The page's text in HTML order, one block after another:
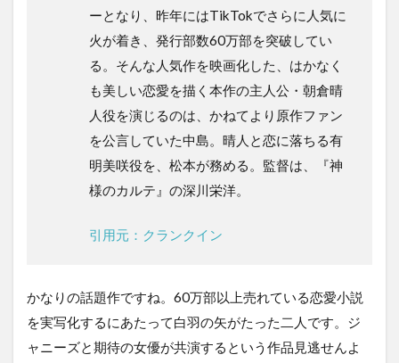
ーとなり、昨年にはTikTokでさらに人気に
火が着き、発行部数60万部を突破してい
る。そんな人気作を映画化した、はかなく
も美しい恋愛を描く本作の主人公・朝倉晴
人役を演じるのは、かねてより原作ファン
を公言していた中島。晴人と恋に落ちる有
明美咲役を、松本が務める。監督は、『神
様のカルテ』の深川栄洋。
引用元：クランクイン
かなりの話題作ですね。60万部以上売れている恋愛小説
を実写化するにあたって白羽の矢がたった二人です。ジ
ャニーズと期待の女優が共演するという作品見逃せんよ